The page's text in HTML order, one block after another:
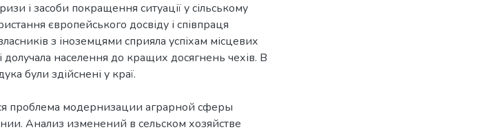
і засоби покращення ситуації у сільському
європейського досвіду і співпраця
з іноземцями сприяла успіхам місцевих
долучала населення до кращих досягнень чехів. В
були здійснені у краї.
проблема модернизации аграрной сферы
Анализ изменений в сельском хозяйстве